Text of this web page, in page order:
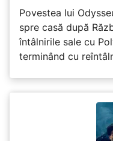
Povestea lui
spre casă după
întâlnirile sale cu
terminând cu